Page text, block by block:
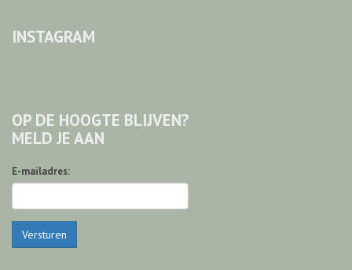
INSTAGRAM
OP DE HOOGTE BLIJVEN?
MELD JE AAN
E-mailadres:
Versturen